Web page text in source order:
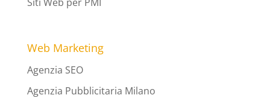
Web Marketing
Agenzia SEO
Agenzia Pubblicitaria Milano